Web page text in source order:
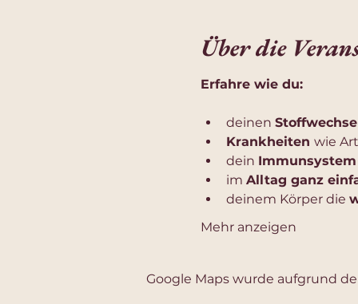
Über die
Erfahre wie du:
deinen
Krankheiten wie
dein
im Alltag ganz
deinem Körper die
Mehr anzeigen
Google Maps wurde aufgrund